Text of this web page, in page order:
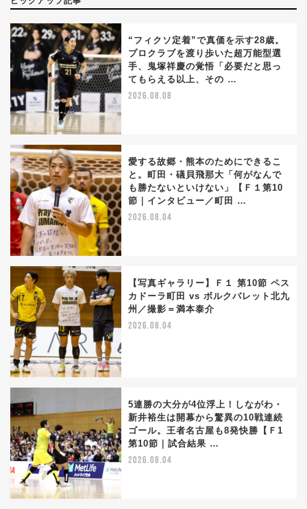
“フィクソ定着”で真価を示す28歳。
プロクラブを渡り歩いた超万能型選
手、鬼塚祥慶の覚悟「必要だと思っ
てもらえる以上、その …
2026.08.08
愛する故郷・熊本のためにできるこ
と。町田・礒貝飛那大「何がなんで
も勝たないといけない」【Ｆ１第10
節｜インタビュー／町田 …
2026.08.04
【写真ギャラリー】Ｆ１ 第10節 ペス
カドーラ町田 vs ボルクバレット北九
州／撮影＝満本泰介
2026.08.04
5連勝の大分が4位浮上！しながわ・
新井裕生は開幕から驚異の10戦連続
ゴール。王者名古屋も8発快勝【Ｆ1
第10節｜試合結果 …
2026.08.04